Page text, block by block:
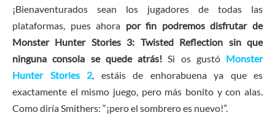
¡Bienaventurados sean los jugadores de todas las
plataformas, pues ahora por fin podremos disfrutar de
Monster Hunter Stories 3: Twisted Reflection sin que
ninguna consola se quede atrás! Si os gustó Monster
Hunter Stories 2, estáis de enhorabuena ya que es
exactamente el mismo juego, pero más bonito y con alas.
Como diría Smithers: “¡pero el sombrero es nuevo!”.